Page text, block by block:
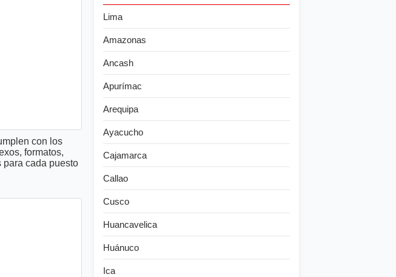
con los
formatos,
para cada puesto
Lima
Amazonas
Ancash
Apurímac
Arequipa
Ayacucho
Cajamarca
Callao
Cusco
Huancavelica
Huánuco
Ica